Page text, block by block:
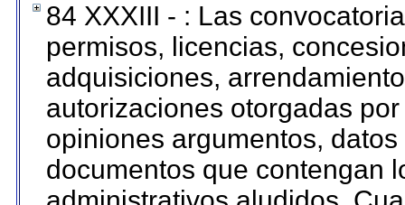
84 XXXIII - : Las
permisos, licencias,
adquisiciones,
autorizaciones otorgadas
opiniones argumentos,
documentos que contengan